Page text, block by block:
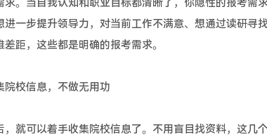
当自我认知和职业目标都清晰了，你隐性的报考需
进一步提升领导力，对当前工作不满意、想通过读研寻
距，这些都是明确的报考需求。
校信息，不做无用功
可以着手收集院校信息了。不用盲目找资料，这几个